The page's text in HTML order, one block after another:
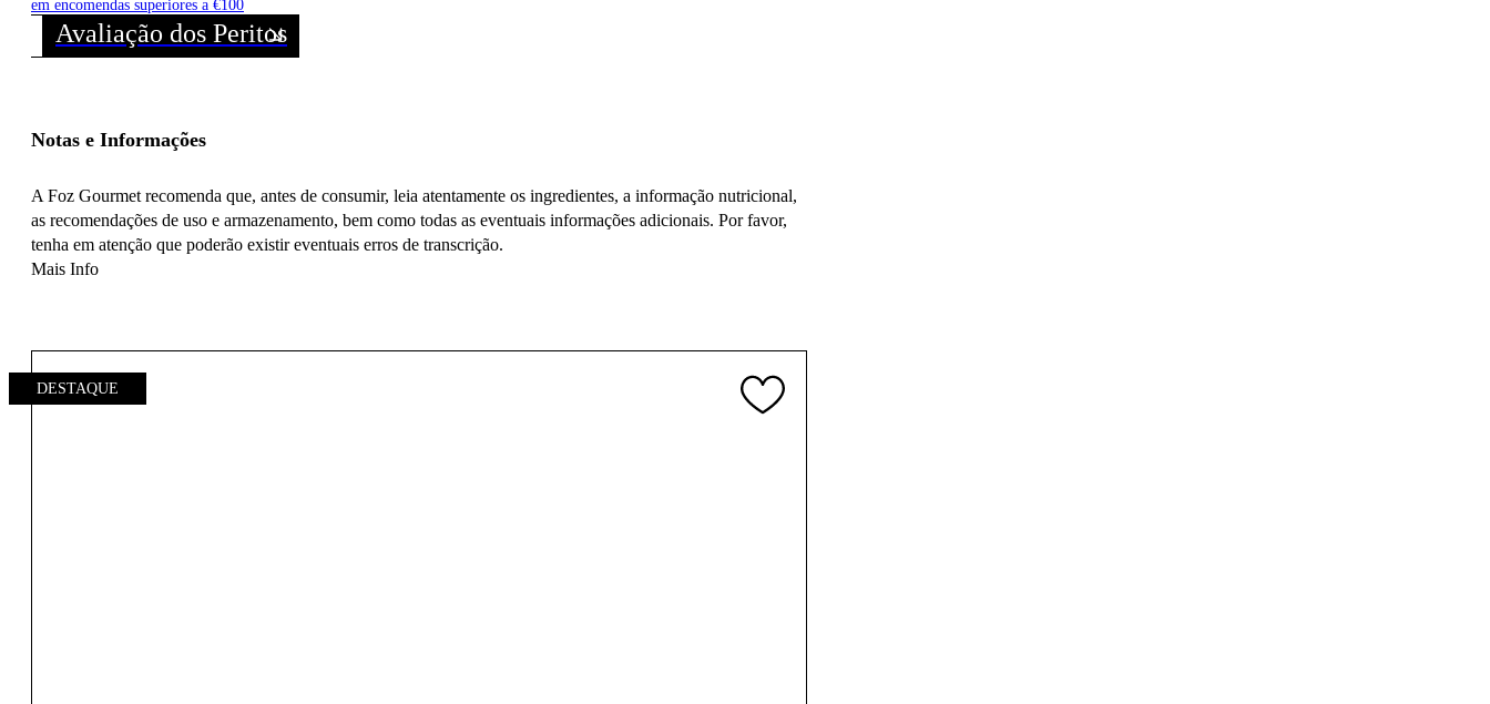
em encomendas superiores a €100
Avaliação dos Peritos
Notas e Informações
A Foz Gourmet recomenda que, antes de consumir, leia atentamente os ingredientes, a informação nutricional,
as recomendações de uso e armazenamento, bem como todas as eventuais informações adicionais. Por favor,
tenha em atenção que poderão existir eventuais erros de transcrição.
Mais Info
DESTAQUE